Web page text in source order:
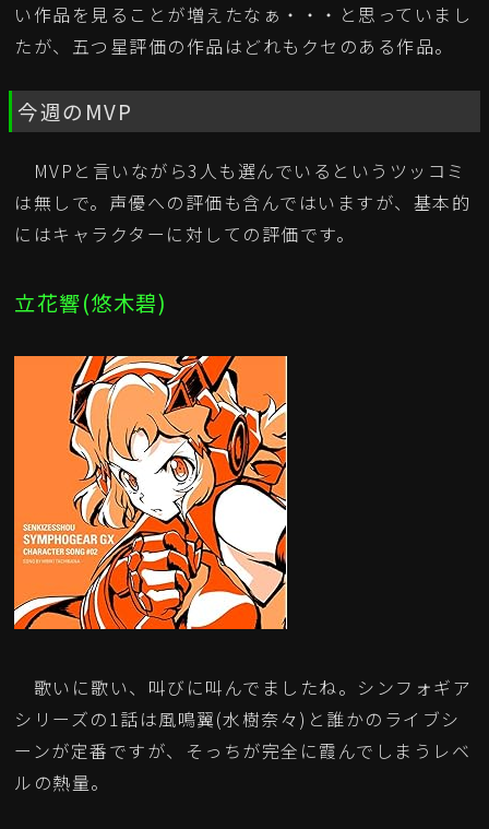
い作品を見ることが増えたなぁ・・・と思っていまし
たが、五つ星評価の作品はどれもクセのある作品。
今週のMVP
MVPと言いながら3人も選んでいるというツッコミ
は無しで。声優への評価も含んではいますが、基本的
にはキャラクターに対しての評価です。
立花響(悠木碧)
歌いに歌い、叫びに叫んでましたね。シンフォギア
シリーズの1話は風鳴翼(水樹奈々)と誰かのライブシ
ーンが定番ですが、そっちが完全に霞んでしまうレベ
ルの熱量。